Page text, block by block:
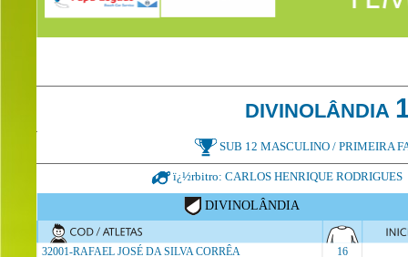
DIVINOLÂNDIA
SUB 12 MASCULINO /
ï¿½rbitro: CARLOS HENRIQUE
DIVINOLÂNDIA
32001-RAFAEL JOSÉ DA SILVA CORRÊA
16